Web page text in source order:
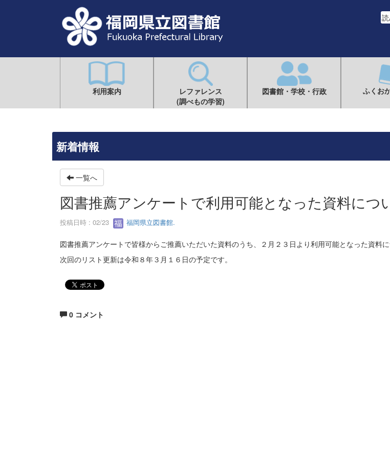
利用案内
レファレンス
(調べもの学習)
図書館・学校・行政 ふくお
新着情報
一覧へ
図書推薦アンケートで利用可能となった資料につ
投稿日時 : 02/23 福岡県立図書館.
図書推薦アンケートで皆様からご推薦いただいた資料のうち、２月２３日より利用可能となった資料
次回のリスト更新は令和８年３月１６日の予定です。
0 コメント